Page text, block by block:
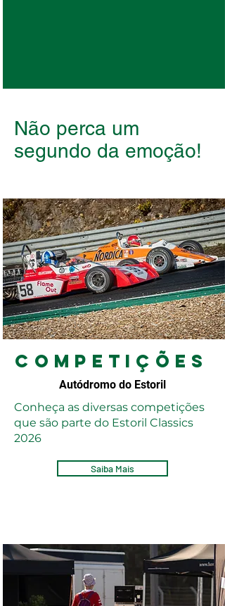
Não perca um
segundo da emoção!
Competições
Autódromo do Estoril
Conheça as diversas competições
que são parte do Estoril Classics
2026
Saiba Mais